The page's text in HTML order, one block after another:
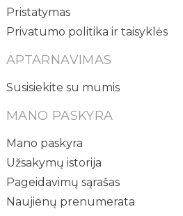
Pristatymas
Privatumo politika ir taisyklės
APTARNAVIMAS
Susisiekite su mumis
MANO PASKYRA
Mano paskyra
Užsakymų istorija
Pageidavimų sąrašas
Naujienų prenumerata